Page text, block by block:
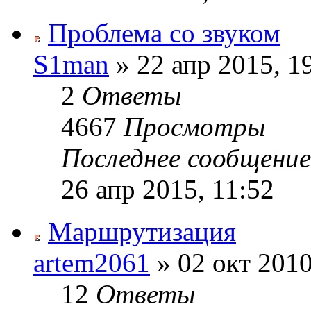
Проблема со звуком
S1man » 22 апр 2015,
2 Ответы
4667 Просмотры
Последнее
26 апр 2015, 11:52
Маршрутизация
artem2061 » 02 окт
12 Ответы